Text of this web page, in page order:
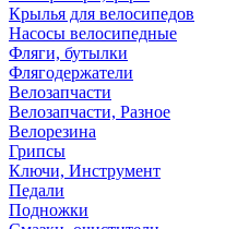
Крылья для велосипедов
Насосы велосипедные
Фляги, бутылки
Флягодержатели
Велозапчасти
Велозапчасти, Разное
Велорезина
Грипсы
Ключи, Инструмент
Педали
Подножки